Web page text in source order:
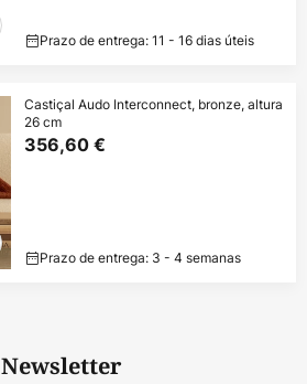
Prazo de entrega: 11 - 16 dias úteis
Castiçal Audo Interconnect, bronze, altura
26 cm
356,60 €
Prazo de entrega: 3 - 4 semanas
Newsletter